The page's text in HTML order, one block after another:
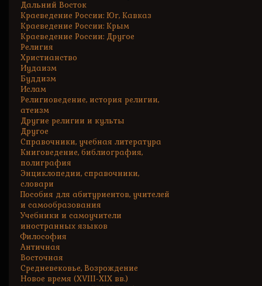
Дальний Восток
Краеведение России: Юг, Кавказ
Краеведение России: Крым
Краеведение России: Другое
Религия
Христианство
Иудаизм
Буддизм
Ислам
Религиоведение, история религии,
атеизм
Другие религии и культы
Другое
Справочники, учебная литература
Книговедение, библиография,
полиграфия
Энциклопедии, справочники,
словари
Пособия для абитуриентов, учителей
и самообразования
Учебники и самоучители
иностранных языков
Философия
Античная
Восточная
Средневековье, Возрождение
Новое время (XVIII-XIX вв.)